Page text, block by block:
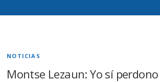
NOTICIAS
Montse Lezaun: Yo sí